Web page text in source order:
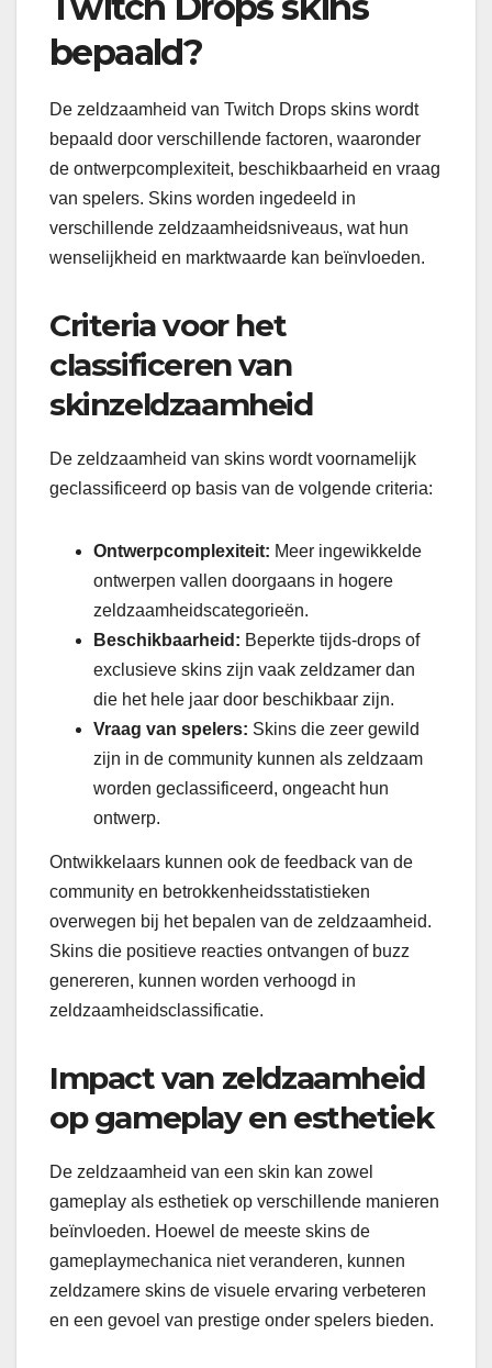
bepaald?
De zeldzaamheid van Twitch Drops skins wordt
bepaald door verschillende factoren, waaronder
de ontwerpcomplexiteit, beschikbaarheid en vraag
van spelers. Skins worden ingedeeld in
verschillende zeldzaamheidsniveaus, wat hun
wenselijkheid en marktwaarde kan beïnvloeden.
Criteria voor het
classificeren van
skinzeldzaamheid
De zeldzaamheid van skins wordt voornamelijk
geclassificeerd op basis van de volgende criteria:
Ontwerpcomplexiteit: Meer ingewikkelde
ontwerpen vallen doorgaans in hogere
zeldzaamheidscategorieën.
Beschikbaarheid: Beperkte tijds-drops of
exclusieve skins zijn vaak zeldzamer dan
die het hele jaar door beschikbaar zijn.
Vraag van spelers: Skins die zeer gewild
zijn in de community kunnen als zeldzaam
worden geclassificeerd, ongeacht hun
ontwerp.
Ontwikkelaars kunnen ook de feedback van de
community en betrokkenheidsstatistieken
overwegen bij het bepalen van de zeldzaamheid.
Skins die positieve reacties ontvangen of buzz
genereren, kunnen worden verhoogd in
zeldzaamheidsclassificatie.
Impact van zeldzaamheid
op gameplay en esthetiek
De zeldzaamheid van een skin kan zowel
gameplay als esthetiek op verschillende manieren
beïnvloeden. Hoewel de meeste skins de
gameplaymechanica niet veranderen, kunnen
zeldzamere skins de visuele ervaring verbeteren
en een gevoel van prestige onder spelers bieden.